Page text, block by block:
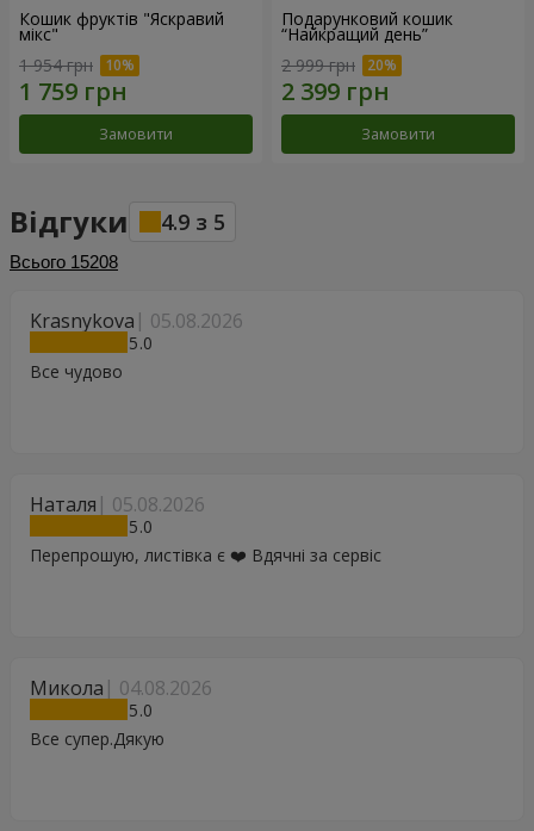
Кошик фруктів "Яскравий
мікс"
1 954 грн
Замовити
Подарунковий кошик
“Найкращий день”
2 999 грн
Замовити
Відгуки 4.9 з 5
Всього 15208
Krasnykova 05.08.2026
5
Все чудово
Наталя 05.08.2026
5
Перепрошую, листівка є ❤️ Вдячні за сервіс
Микола 04.08.2026
5
Все супер.Дякую